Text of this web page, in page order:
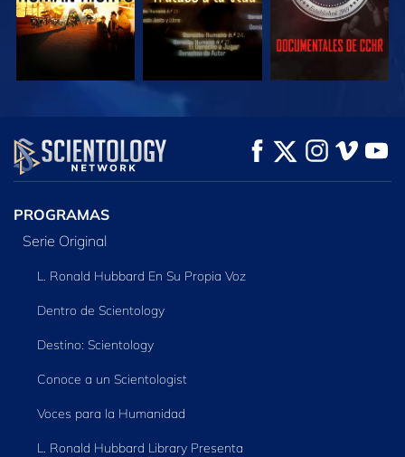
VE
EXPLORA LAS
SERIES
PROGRAMAS
Serie Original
L. Ronald Hubbard En Su Propia Voz
Dentro de Scientology
Destino: Scientology
Conoce a un Scientologist
Voces para la Humanidad
L. Ronald Hubbard Library Presenta